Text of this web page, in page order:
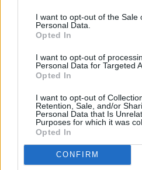
cualquier momento entrando de
visitando nuestra política de
I want to opt-out of the Sale
Personal Data.
Opted In
I want to opt-out of
Personal Data for Targeted
Opted In
I want to opt-out of
Retention, Sale, and/or
Personal Data that Is
Purposes for which it was
Opted In
CONFIRM